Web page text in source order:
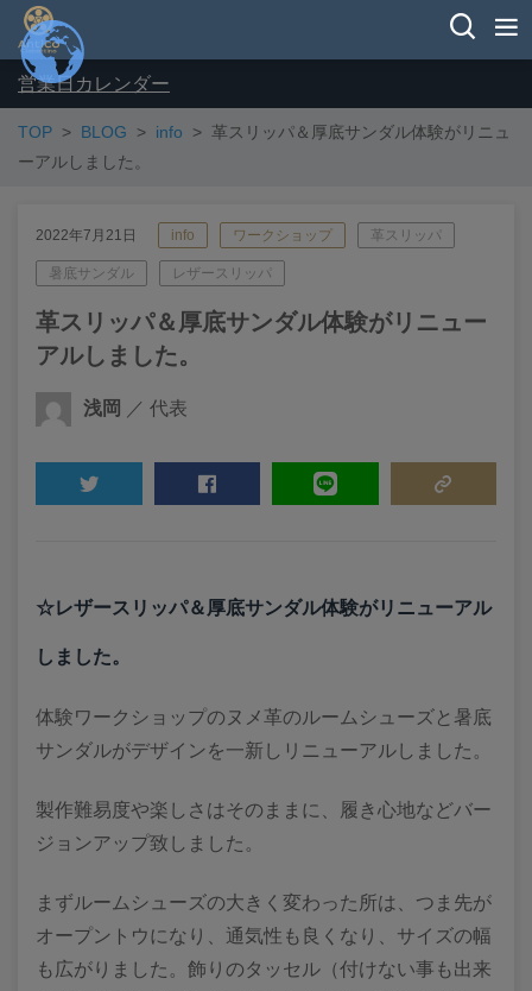
営業日カレンダー
TOP BLOG info
革スリッパ＆厚底サンダル体験がリニュ
ーアルしました。
2022年7月21日 info ワークショップ 革スリッパ
暑底サンダル レザースリッパ
革スリッパ＆厚底サンダル体験がリニュー
アルしました。
浅岡 ／ 代表
☆レザースリッパ＆厚底サンダル体験がリニューアル
しました。
体験ワークショップのヌメ革のルームシューズと暑底
サンダルがデザインを一新しリニューアルしました。
製作難易度や楽しさはそのままに、履き心地などバー
ジョンアップ致しました。
まずルームシューズの大きく変わった所は、つま先が
オープントウになり、通気性も良くなり、サイズの幅
も広がりました。飾りのタッセル（付けない事も出来